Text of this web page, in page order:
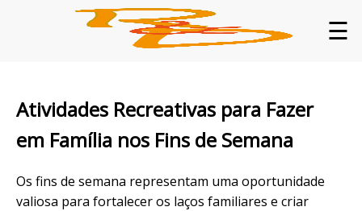
☰
Atividades Recreativas para Fazer
em Família nos Fins de Semana
Os fins de semana representam uma oportunidade
valiosa para fortalecer os laços familiares e criar